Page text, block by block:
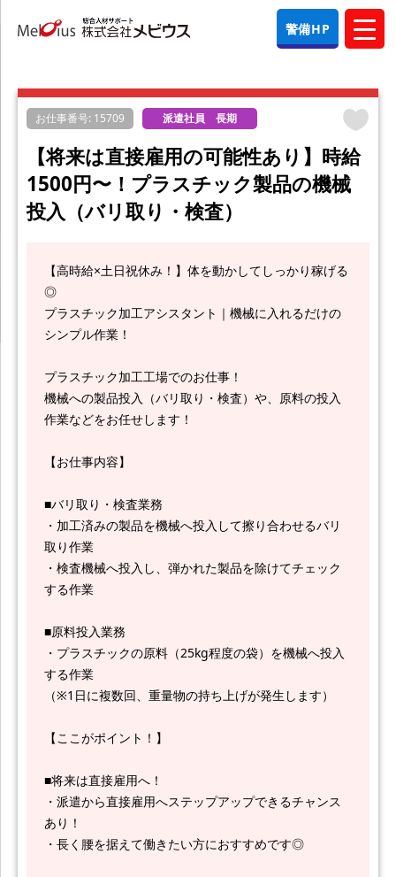
警備HP
お仕事番号: 15709 派遣社員 長期
【将来は直接雇用の可能性あり】時給
1500円〜！プラスチック製品の機械
投入（バリ取り・検査）
【高時給×土日祝休み！】体を動かしてしっかり稼げる
◎
プラスチック加工アシスタント｜機械に入れるだけの
シンプル作業！
プラスチック加工工場でのお仕事！
機械への製品投入（バリ取り・検査）や、原料の投入
作業などをお任せします！
【お仕事内容】
■バリ取り・検査業務
・加工済みの製品を機械へ投入して擦り合わせるバリ
取り作業
・検査機械へ投入し、弾かれた製品を除けてチェック
する作業
■原料投入業務
・プラスチックの原料（25kg程度の袋）を機械へ投入
する作業
（※1日に複数回、重量物の持ち上げが発生します）
【ここがポイント！】
■将来は直接雇用へ！
・派遣から直接雇用へステップアップできるチャンス
あり！
・長く腰を据えて働きたい方におすすめです◎